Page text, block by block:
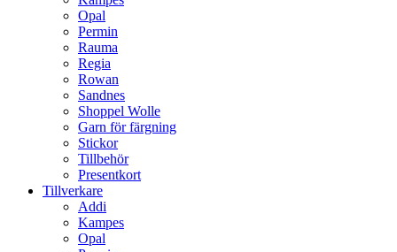
Opal
Permin
Rauma
Regia
Rowan
Sandnes
Shoppel Wolle
Garn för färgning
Stickor
Tillbehör
Presentkort
Tillverkare
Addi
Kampes
Opal